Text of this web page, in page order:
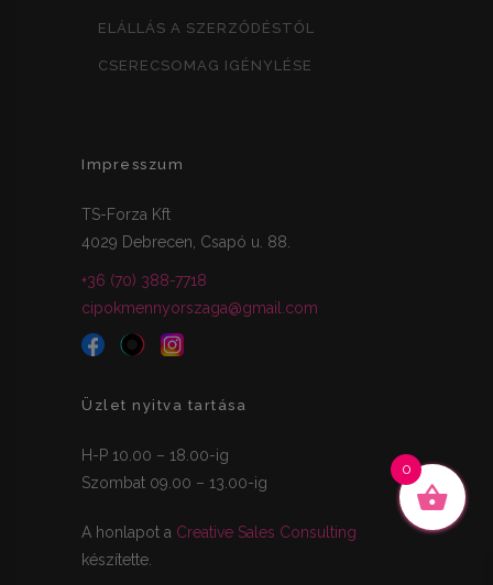
ELÁLLÁS A SZERZŐDÉSTŐL
CSERECSOMAG IGÉNYLÉSE
Impresszum
TS-Forza Kft
4029 Debrecen, Csapó u. 88.
+36 (70) 388-7718
cipokmennyorszaga@gmail.com
Üzlet nyitva tartása
H-P 10.00 – 18.00-ig
Szombat 09.00 – 13.00-ig
A honlapot a Creative Sales Consulting
készítette.
0